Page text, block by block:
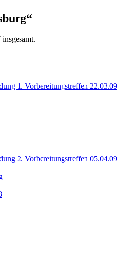
1. Vorbereitungstreffen 22.03.09
2. Vorbereitungstreffen 05.04.09